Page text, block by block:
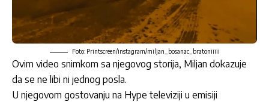
Foto: Printscreen/instagram/miljan_bosanac_bratoniiiii
Ovim video snimkom sa njegovog storija, Miljan dokazuje
da se ne libi ni jednog posla.
U njegovom gostovanju na Hype televiziji u emisiji